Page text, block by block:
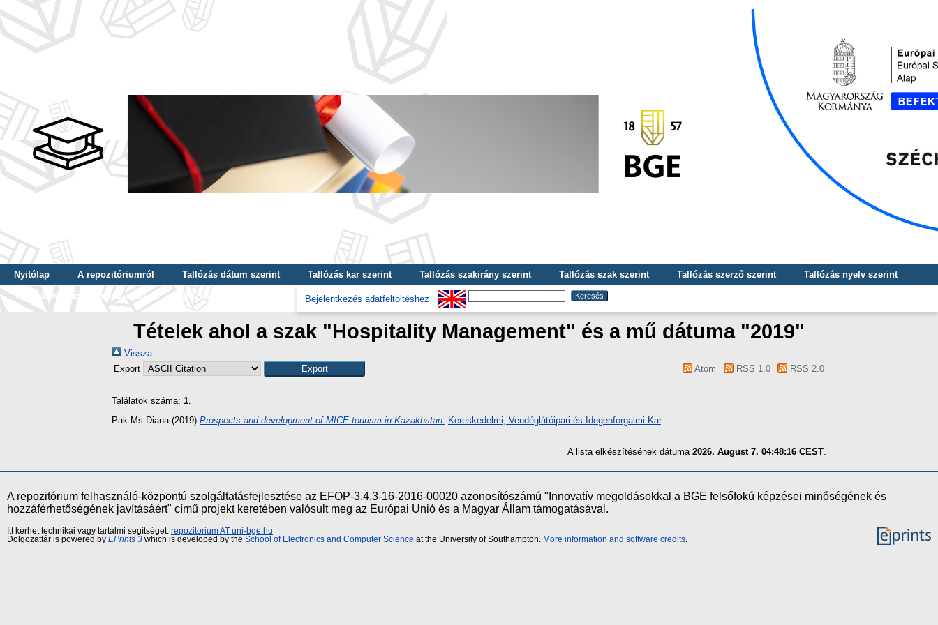
Nyitólap A repozitóriumról Tallózás dátum szerint Tallózás kar szerint Tallózás szakirány szerint Tallózás szak szerint Tallózás szerző szerint
Tallózás nyelv szerint
Tallózás képzés szintje szerint
Tallózás kulcsszó szerint Bejelentkezés adatfeltöltéshez
Tételek ahol a szak "Hospitality Management" és a mű dátuma "2019"
Vissza
Export
Atom RSS 1.0 RSS 2.0
Találatok száma: 1.
Pak Ms Diana (2019) Prospects and development of MICE tourism in Kazakhstan. Kereskedelmi, Vendéglátóipari és Idegenforgalmi Kar.
A lista elkészítésének dátuma 2026. August 7. 04:48:16 CEST
A repozitórium felhasználó-központú szolgáltatásfejlesztése az EFOP-3.4.3-16-2016-00020 azonosítószámú "Innovatív megoldásokkal a BGE felsőfokú képzései minőségének és
hozzáférhetőségének javításáért" című projekt keretében valósult meg az Európai Unió és a Magyar Állam támogatásával.
Itt kérhet technikai vagy tartalmi segítséget: repozitorium AT uni-bge.hu
Dolgozattár is powered by EPrints 3 which is developed by the School of Electronics and Computer Science at the University of Southampton. More information and software credits